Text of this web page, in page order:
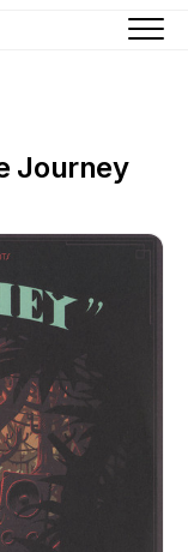
Journey